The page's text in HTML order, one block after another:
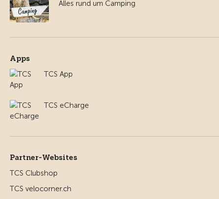
Alles rund um Camping
Apps
TCS App
TCS eCharge
Partner-Websites
TCS Clubshop
TCS velocorner.ch